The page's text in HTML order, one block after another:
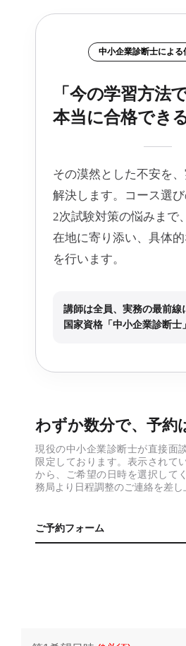
中小企業診断士による
「今の学習方法で
本当に合格でき
その漠然とした不安を
解決します。コース選び
2次試験対策の悩みまで
在地に寄り添い、具体
を行います。
講師は全員、実務の最前線
国家資格「中小企業診断士
わずか数分で、予約
現役の中小企業診断士が直接面
限定しております。表示されて
から、ご希望の日時を選択して
務局より日程調整のご連絡を差し
ご予約フォーム